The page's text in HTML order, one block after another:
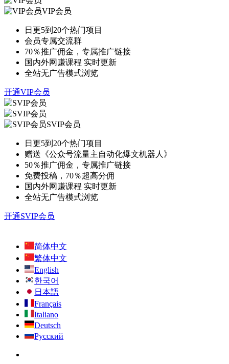
VIP会员
日更5到20个热门项目
会员专属交流群
70％推广佣金，专属推广链接
国内外网赚课程 实时更新
全站无广告模式浏览
开通VIP会员
SVIP会员
日更5到20个热门项目
赠送《公众号流量主自动化爆文机器人》
50％推广佣金，专属推广链接
免费投稿，70％超高分佣
国内外网赚课程 实时更新
全站无广告模式浏览
开通SVIP会员
简体中文
繁体中文
English
한국어
日本語
Français
Italiano
Deutsch
Русский